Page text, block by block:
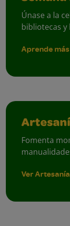
Únase a la
bibliotecas y
Aprende más
Fomenta
Ver